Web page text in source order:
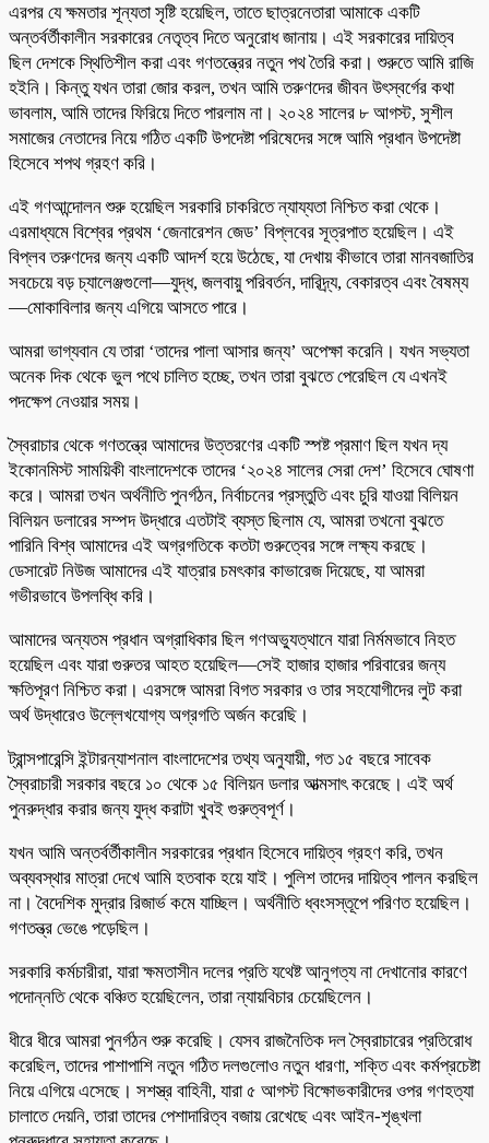
এরপর যে ক্ষমতার শূন্যতা সৃষ্টি হয়েছিল, তাতে ছাত্রনেতারা আমাকে একটি
অন্তর্বর্তীকালীন সরকারের নেতৃত্ব দিতে অনুরোধ জানায়। এই সরকারের দায়িত্ব
ছিল দেশকে স্থিতিশীল করা এবং গণতন্ত্রের নতুন পথ তৈরি করা। শুরুতে আমি রাজি
হইনি। কিন্তু যখন তারা জোর করল, তখন আমি তরুণদের জীবন উৎস্বর্গের কথা
ভাবলাম, আমি তাদের ফিরিয়ে দিতে পারলাম না। ২০২৪ সালের ৮ আগস্ট, সুশীল
সমাজের নেতাদের নিয়ে গঠিত একটি উপদেষ্টা পরিষেদের সঙ্গে আমি প্রধান উপদেষ্টা
হিসেবে শপথ গ্রহণ করি।
এই গণআন্দোলন শুরু হয়েছিল সরকারি চাকরিতে ন্যায্যতা নিশ্চিত করা থেকে।
এরমাধ্যমে বিশ্বের প্রথম ‘জেনারেশন জেড’ বিপ্লবের সূত্রপাত হয়েছিল। এই
বিপ্লব তরুণদের জন্য একটি আদর্শ হয়ে উঠেছে, যা দেখায় কীভাবে তারা মানবজাতির
সবচেয়ে বড় চ্যালেঞ্জগুলো—যুদ্ধ, জলবায়ু পরিবর্তন, দারিদ্র্য, বেকারত্ব এবং বৈষম্য
—মোকাবিলার জন্য এগিয়ে আসতে পারে।
আমরা ভাগ্যবান যে তারা ‘তাদের পালা আসার জন্য’ অপেক্ষা করেনি। যখন সভ্যতা
অনেক দিক থেকে ভুল পথে চালিত হচ্ছে, তখন তারা বুঝতে পেরেছিল যে এখনই
পদক্ষেপ নেওয়ার সময়।
স্বৈরাচার থেকে গণতন্ত্রে আমাদের উত্তরণের একটি স্পষ্ট প্রমাণ ছিল যখন দ্য
ইকোনমিস্ট সাময়িকী বাংলাদেশকে তাদের ‘২০২৪ সালের সেরা দেশ’ হিসেবে ঘোষণা
করে। আমরা তখন অর্থনীতি পুনর্গঠন, নির্বাচনের প্রস্তুতি এবং চুরি যাওয়া বিলিয়ন
বিলিয়ন ডলারের সম্পদ উদ্ধারে এতটাই ব্যস্ত ছিলাম যে, আমরা তখনো বুঝতে
পারিনি বিশ্ব আমাদের এই অগ্রগতিকে কতটা গুরুত্বের সঙ্গে লক্ষ্য করছে।
ডেসারেট নিউজ আমাদের এই যাত্রার চমৎকার কাভারেজ দিয়েছে, যা আমরা
গভীরভাবে উপলব্ধি করি।
আমাদের অন্যতম প্রধান অগ্রাধিকার ছিল গণঅভ্যুত্থানে যারা নির্মমভাবে নিহত
হয়েছিল এবং যারা গুরুতর আহত হয়েছিল—সেই হাজার হাজার পরিবারের জন্য
ক্ষতিপূরণ নিশ্চিত করা। এরসঙ্গে আমরা বিগত সরকার ও তার সহযোগীদের লুট করা
অর্থ উদ্ধারেও উল্লেখযোগ্য অগ্রগতি অর্জন করেছি।
ট্রান্সপারেন্সি ইন্টারন্যাশনাল বাংলাদেশের তথ্য অনুযায়ী, গত ১৫ বছরে সাবেক
স্বৈরাচারী সরকার বছরে ১০ থেকে ১৫ বিলিয়ন ডলার আত্মসাৎ করেছে। এই অর্থ
পুনরুদ্ধার করার জন্য যুদ্ধ করাটা খুবই গুরুত্বপূর্ণ।
যখন আমি অন্তর্বর্তীকালীন সরকারের প্রধান হিসেবে দায়িত্ব গ্রহণ করি, তখন
অব্যবস্থার মাত্রা দেখে আমি হতবাক হয়ে যাই। পুলিশ তাদের দায়িত্ব পালন করছিল
না। বৈদেশিক মুদ্রার রিজার্ভ কমে যাচ্ছিল। অর্থনীতি ধ্বংসস্তূপে পরিণত হয়েছিল।
গণতন্ত্র ভেঙে পড়েছিল।
সরকারি কর্মচারীরা, যারা ক্ষমতাসীন দলের প্রতি যথেষ্ট আনুগত্য না দেখানোর কারণে
পদোন্নতি থেকে বঞ্চিত হয়েছিলেন, তারা ন্যায়বিচার চেয়েছিলেন।
ধীরে ধীরে আমরা পুনর্গঠন শুরু করেছি। যেসব রাজনৈতিক দল স্বৈরাচারের প্রতিরোধ
করেছিল, তাদের পাশাপাশি নতুন গঠিত দলগুলোও নতুন ধারণা, শক্তি এবং কর্মপ্রচেষ্টা
নিয়ে এগিয়ে এসেছে। সশস্ত্র বাহিনী, যারা ৫ আগস্ট বিক্ষোভকারীদের ওপর গণহত্যা
চালাতে দেয়নি, তারা তাদের পেশাদারিত্ব বজায় রেখেছে এবং আইন-শৃঙ্খলা